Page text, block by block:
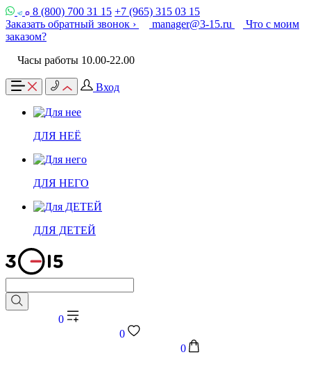
8 (800) 700 31 15 +7 (965) 315 03 15
Заказать обратный звонок ›
manager@3-15.ru
Что с моим
заказом?
Часы работы 10.00-22.00
Вход
ДЛЯ НЕЁ
ДЛЯ НЕГО
ДЛЯ ДЕТЕЙ
0
0
0